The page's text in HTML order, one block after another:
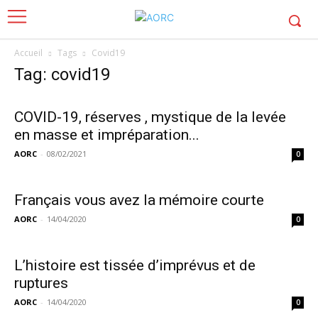
Accueil Tags Covid19
Tag: covid19
COVID-19, réserves , mystique de la levée
en masse et impréparation...
AORC - 08/02/2021 0
Français vous avez la mémoire courte
AORC - 14/04/2020 0
L’histoire est tissée d’imprévus et de
ruptures
AORC - 14/04/2020 0